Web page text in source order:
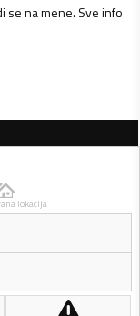
se na mene. Sve info
lokacija